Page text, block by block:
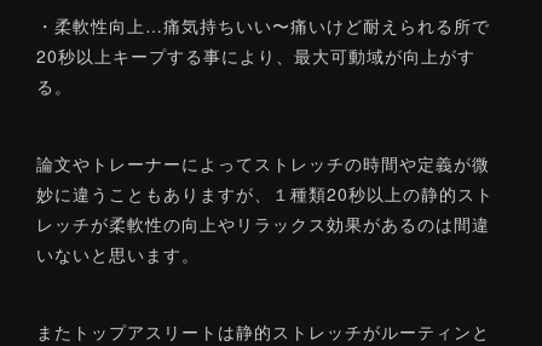
・柔軟性向上…痛気持ちいい〜痛いけど耐えられる所で
20秒以上キープする事により、最大可動域が向上がす
る。
論文やトレーナーによってストレッチの時間や定義が微
妙に違うこともありますが、１種類20秒以上の静的スト
レッチが柔軟性の向上やリラックス効果があるのは間違
いないと思います。
またトップアスリートは静的ストレッチがルーティンと